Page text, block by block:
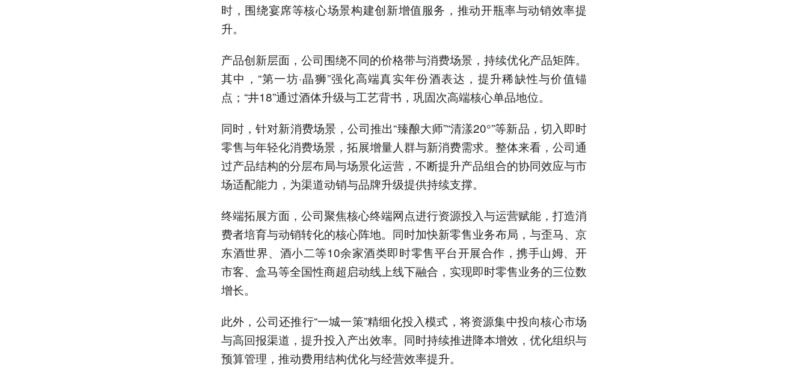
时，围绕宴席等核心场景构建创新增值服务，推动开瓶率与动销效率提
升。
产品创新层面，公司围绕不同的价格带与消费场景，持续优化产品矩阵。
其中，“第一坊·晶狮”强化高端真实年份酒表达，提升稀缺性与价值锚
点；“井18”通过酒体升级与工艺背书，巩固次高端核心单品地位。
同时，针对新消费场景，公司推出“臻酿大师”“清漾20°”等新品，切入即时
零售与年轻化消费场景，拓展增量人群与新消费需求。整体来看，公司通
过产品结构的分层布局与场景化运营，不断提升产品组合的协同效应与市
场适配能力，为渠道动销与品牌升级提供持续支撑。
终端拓展方面，公司聚焦核心终端网点进行资源投入与运营赋能，打造消
费者培育与动销转化的核心阵地。同时加快新零售业务布局，与歪马、京
东酒世界、酒小二等10余家酒类即时零售平台开展合作，携手山姆、开
市客、盒马等全国性商超启动线上线下融合，实现即时零售业务的三位数
增长。
此外，公司还推行“一城一策”精细化投入模式，将资源集中投向核心市场
与高回报渠道，提升投入产出效率。同时持续推进降本增效，优化组织与
预算管理，推动费用结构优化与经营效率提升。